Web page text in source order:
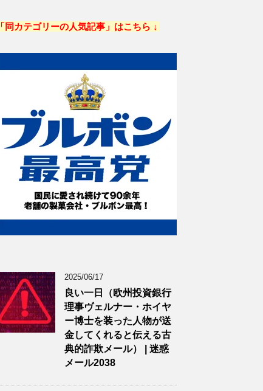
「同カテゴリーの人気記事」はこちら ↓
2025/06/17
良い一日（欧州投資銀行
理事ヴェルナー・ホイヤ
ー博士を装った人物が送
金してくれると伝える古
典的詐欺メール） | 迷惑
メール2038